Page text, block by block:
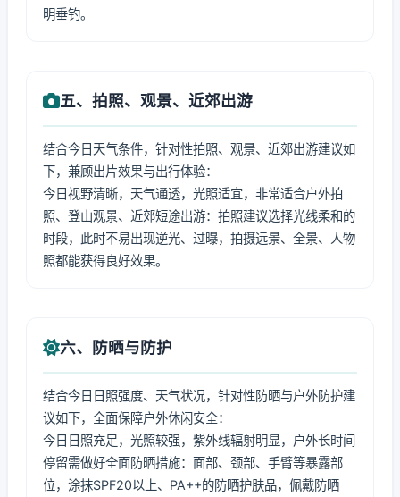
明垂钓。
五、拍照、观景、近郊出游
结合今日天气条件，针对性拍照、观景、近郊出游建议如
下，兼顾出片效果与出行体验：
今日视野清晰，天气通透，光照适宜，非常适合户外拍
照、登山观景、近郊短途出游：拍照建议选择光线柔和的
时段，此时不易出现逆光、过曝，拍摄远景、全景、人物
照都能获得良好效果。
六、防晒与防护
结合今日日照强度、天气状况，针对性防晒与户外防护建
议如下，全面保障户外休闲安全：
今日日照充足，光照较强，紫外线辐射明显，户外长时间
停留需做好全面防晒措施：面部、颈部、手臂等暴露部
位，涂抹SPF20以上、PA++的防晒护肤品，佩戴防晒